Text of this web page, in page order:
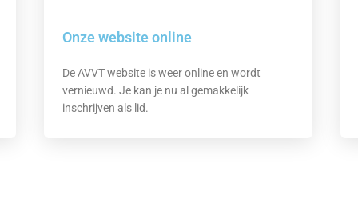
Onze website online
De AVVT website is weer online en wordt
vernieuwd. Je kan je nu al gemakkelijk
inschrijven als lid.